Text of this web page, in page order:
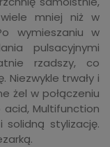
mniej niż w
wymieszaniu w
pulsacyjnymi
rzadszy, co
Niezwykle trwały i
żel w połączeniu
Multifunction
solidną stylizację.